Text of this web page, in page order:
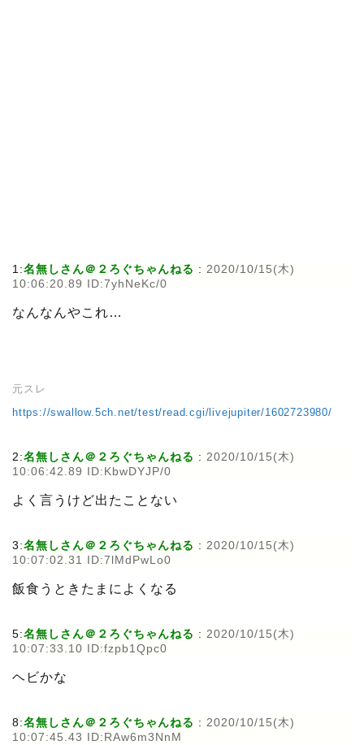
1:名無しさん＠２ろぐちゃんねる : 2020/10/15(木)
10:06:20.89 ID:7yhNeKc/0
なんなんやこれ…
元スレ
https://swallow.5ch.net/test/read.cgi/livejupiter/1602723980/
2:名無しさん＠２ろぐちゃんねる : 2020/10/15(木)
10:06:42.89 ID:KbwDYJP/0
よく言うけど出たことない
3:名無しさん＠２ろぐちゃんねる : 2020/10/15(木)
10:07:02.31 ID:7lMdPwLo0
飯食うときたまによくなる
5:名無しさん＠２ろぐちゃんねる : 2020/10/15(木)
10:07:33.10 ID:fzpb1Qpc0
ヘビかな
8:名無しさん＠２ろぐちゃんねる : 2020/10/15(木)
10:07:45.43 ID:RAw6m3NnM